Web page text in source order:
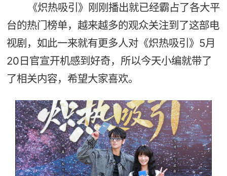
《炽热吸引》刚刚播出就已经霸占了各大平
台的热门榜单，越来越多的观众关注到了这部电
视剧，如此一来就有更多人对《炽热吸引》5月
20日官宣开机感到好奇，所以今天小编就带了
了相关内容，希望大家喜欢。